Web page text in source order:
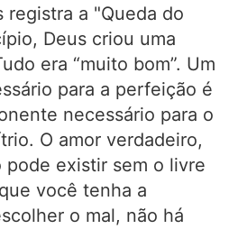
registra a "Queda do
Deus criou uma
era “muito bom”. Um
para a perfeição é
necessário para o
O amor verdadeiro,
existir sem o livre
você tenha a
o mal, não há